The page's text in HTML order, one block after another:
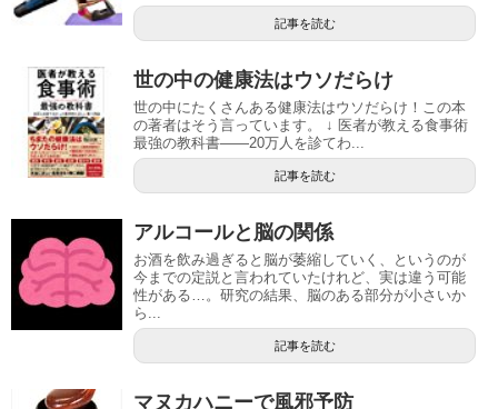
記事を読む
世の中の健康法はウソだらけ
世の中にたくさんある健康法はウソだらけ！この本
の著者はそう言っています。 ↓ 医者が教える食事術
最強の教科書――20万人を診てわ...
記事を読む
アルコールと脳の関係
お酒を飲み過ぎると脳が萎縮していく、というのが
今までの定説と言われていたけれど、実は違う可能
性がある…。研究の結果、脳のある部分が小さいか
ら...
記事を読む
マヌカハニーで風邪予防